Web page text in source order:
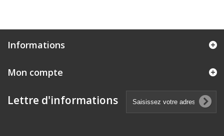
Informations
Mon compte
Lettre d'informations